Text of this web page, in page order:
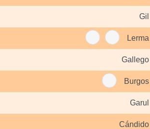
Gil
Lerma
Gallego
Burgos
Garul
Cándido